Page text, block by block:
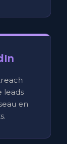
leads
en